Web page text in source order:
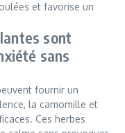
et favorise un
sont
sans
fournir un
la camomille et
Ces herbes